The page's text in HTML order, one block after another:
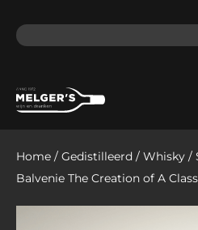
Home / Gedistilleerd / Whisky /
Balvenie The Creation of A